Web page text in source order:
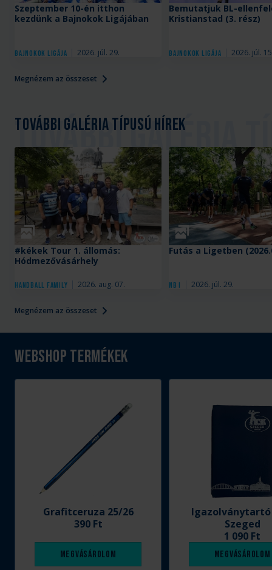
Megnézem az összeset
Bajnokok Ligája 2026. júl. 29.
Szeptember 10-én itthon
kezdünk a Bajnokok Ligájában
Bajnokok Ligája 2026. júl.
Bemutatjuk BL-
Kristianstad (3. rész)
További galéria típusú hírek
Megnézem az összeset
Galéria
Handball Family 2026. aug. 07.
#kékek Tour 1. állomás:
Hódmezővásárhely
Galéria
NB I 2026. júl. 29.
Futás a Ligetben
Webshop termékek
Grafitceruza 25/26
390 Ft
Megvásárolom
Szeged
1 090 Ft
Megvásárolom